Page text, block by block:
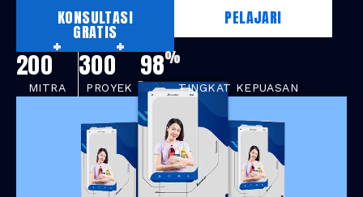
KONSULTASI
GRATIS
PELAJARI
200
+
MITRA
300
+
PROYEK
98%
TINGKAT KEPUASAN